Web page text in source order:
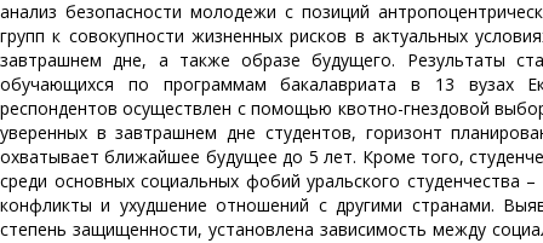
анализ безопасности молодежи с позиций
групп к совокупности жизненных рисков в актуальных
завтрашнем дне, а также образе будущего. Результаты
обучающихся по программам бакалавриата в 13 вузах
респондентов осуществлен с помощью квотно-гнездовой
уверенных в завтрашнем дне студентов, горизонт
охватывает ближайшее будущее до 5 лет. Кроме того,
среди основных социальных фобий уральского студенчества
конфликты и ухудшение отношений с другими странами.
степень защищенности, установлена зависимость между